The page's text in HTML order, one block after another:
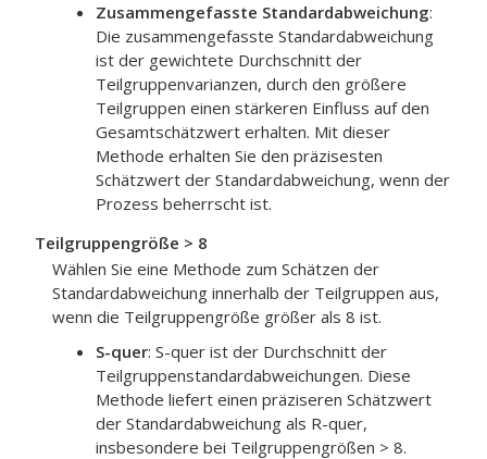
Zusammengefasste Standardabweichung:
Die zusammengefasste Standardabweichung
ist der gewichtete Durchschnitt der
Teilgruppenvarianzen, durch den größere
Teilgruppen einen stärkeren Einfluss auf den
Gesamtschätzwert erhalten. Mit dieser
Methode erhalten Sie den präzisesten
Schätzwert der Standardabweichung, wenn der
Prozess beherrscht ist.
Teilgruppengröße > 8
Wählen Sie eine Methode zum Schätzen der
Standardabweichung innerhalb der Teilgruppen aus,
wenn die Teilgruppengröße größer als 8 ist.
S-quer: S-quer ist der Durchschnitt der
Teilgruppenstandardabweichungen. Diese
Methode liefert einen präziseren Schätzwert
der Standardabweichung als R-quer,
insbesondere bei Teilgruppengrößen > 8.